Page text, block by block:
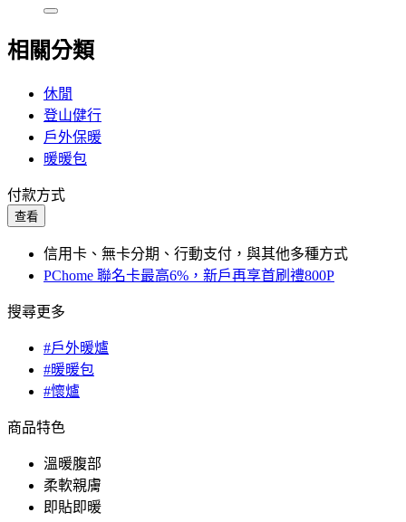
相關分類
休閒
登山健行
戶外保暖
暖暖包
付款方式
查看
信用卡、無卡分期、行動支付，與其他多種方式
PChome 聯名卡最高6%，新戶再享首刷禮800P
搜尋更多
#戶外暖爐
#暖暖包
#懷爐
商品特色
溫暖腹部
柔軟親膚
即貼即暖